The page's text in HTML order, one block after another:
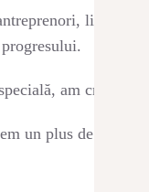
lideri de
am creat
un plus de